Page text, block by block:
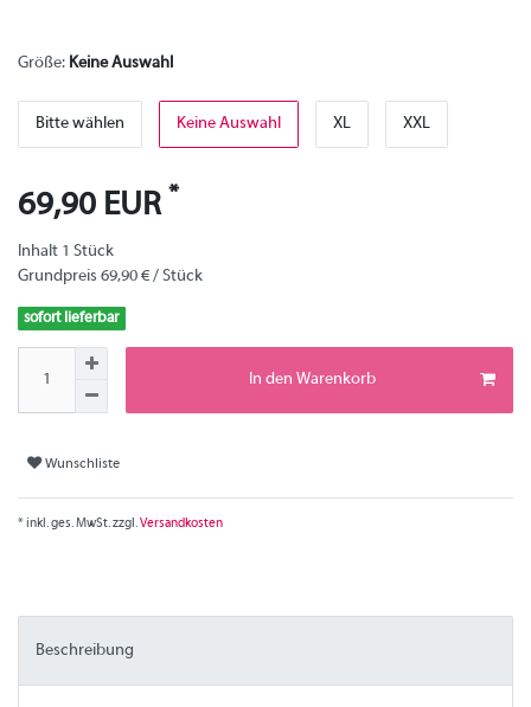
Größe: Keine Auswahl
Bitte wählen Keine Auswahl XL XXL
69,90 EUR *
Inhalt 1 Stück
Grundpreis 69,90 € / Stück
sofort lieferbar
In den Warenkorb
Wunschliste
* inkl. ges. MwSt. zzgl.Versandkosten
Beschreibung